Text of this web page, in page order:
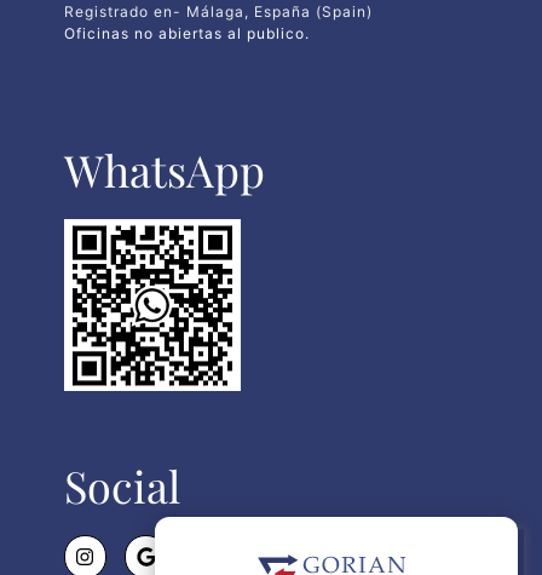
Registrado en- Málaga, España (Spain)
Oficinas no abiertas al publico.
WhatsApp​
Social